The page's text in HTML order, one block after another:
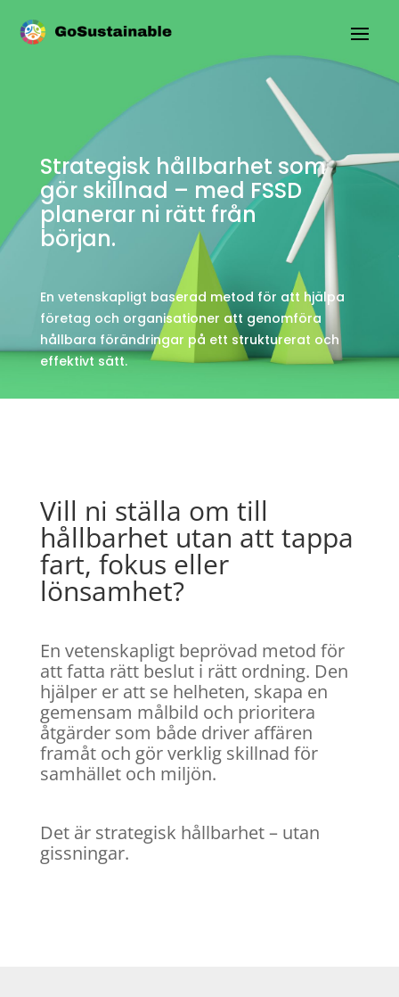
Strategisk hållbarhet som
gör skillnad – med FSSD
planerar ni rätt från
början.
En vetenskapligt baserad metod för att hjälpa
företag och organisationer att genomföra
hållbara förändringar på ett strukturerat och
effektivt sätt.
Vill ni ställa om till
hållbarhet utan att tappa
fart, fokus eller
lönsamhet?
En vetenskapligt beprövad metod för
att fatta rätt beslut i rätt ordning. Den
hjälper er att se helheten, skapa en
gemensam målbild och prioritera
åtgärder som både driver affären
framåt och gör verklig skillnad för
samhället och miljön.
Det är strategisk hållbarhet – utan
gissningar.